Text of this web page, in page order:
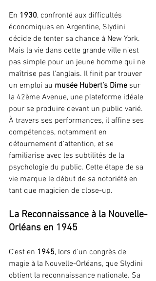
En 1930, confronté aux difficultés
économiques en Argentine, Slydini
décide de tenter sa chance à New York.
Mais la vie dans cette grande ville n’est
pas simple pour un jeune homme qui ne
maîtrise pas l’anglais. Il finit par trouver
un emploi au musée Hubert’s Dime sur
la 42ème Avenue, une plateforme idéale
pour se produire devant un public varié.
À travers ses performances, il affine ses
compétences, notamment en
détournement d'attention, et se
familiarise avec les subtilités de la
psychologie du public. Cette étape de sa
vie marque le début de sa notoriété en
tant que magicien de close-up.
La Reconnaissance à la Nouvelle-
Orléans en 1945
C’est en 1945, lors d’un congrès de
magie à la Nouvelle-Orléans, que Slydini
obtient la reconnaissance nationale. Sa